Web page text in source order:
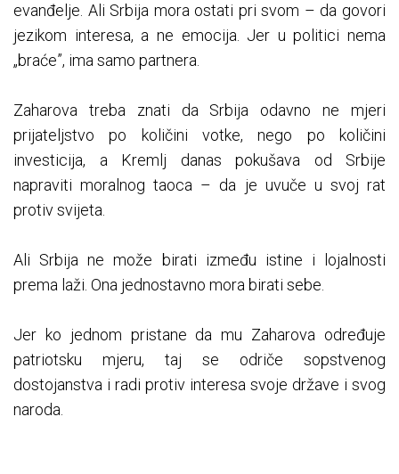
evanđelje. Ali Srbija mora ostati pri svom – da govori
jezikom interesa, a ne emocija. Jer u politici nema
„braće”, ima samo partnera.
Zaharova treba znati da Srbija odavno ne mjeri
prijateljstvo po količini votke, nego po količini
investicija, a Kremlj danas pokušava od Srbije
napraviti moralnog taoca – da je uvuče u svoj rat
protiv svijeta.
Ali Srbija ne može birati između istine i lojalnosti
prema laži. Ona jednostavno mora birati sebe.
Jer ko jednom pristane da mu Zaharova određuje
patriotsku mjeru, taj se odriče sopstvenog
dostojanstva i radi protiv interesa svoje države i svog
naroda.